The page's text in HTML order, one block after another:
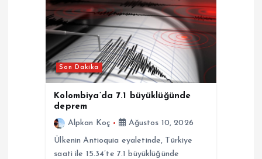
Son Dakika
Kolombiya’da 7.1 büyüklüğünde
deprem
Alpkan Koç
Ağustos 10, 2026
Ülkenin Antioquia eyaletinde, Türkiye
saati ile 15.34’te 7.1 büyüklüğünde